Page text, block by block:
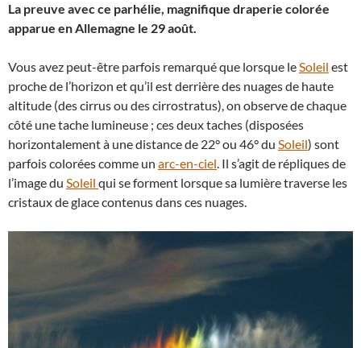
La preuve avec ce parhélie, magnifique draperie colorée
apparue en Allemagne le 29 août.
Vous avez peut-être parfois remarqué que lorsque leSoleil est
proche de l’horizon et qu’il est derrière des nuages de haute
altitude (des cirrus ou des cirrostratus), on observe de chaque
côté une tache lumineuse ; ces deux taches (disposées
horizontalement à une distance de 22° ou 46° du Soleil) sont
parfois colorées comme un arc-en-ciel. Il s’agit de répliques de
l’image du Soleil qui se forment lorsque sa lumière traverse les
cristaux de glace contenus dans ces nuages.